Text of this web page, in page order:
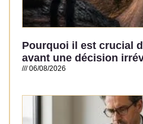
Pourquoi il est crucial
avant une décision
06/08/2026